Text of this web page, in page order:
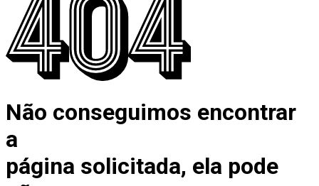
Não conseguimos encontrar
a
página solicitada, ela pode